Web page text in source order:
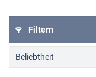
Filtern